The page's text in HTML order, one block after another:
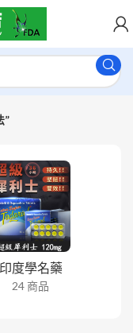
”
印度學名藥
24 商品